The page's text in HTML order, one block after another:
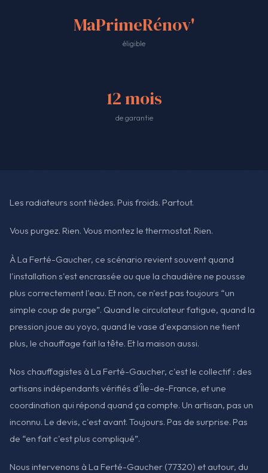
MaPrimeRénov'
éligible
12 mois
de garantie
Les radiateurs sont tièdes. Puis froids. Partout.
Vous purgez. Rien. Vous montez le thermostat. Rien.
À La Ferté-Gaucher, ce scénario revient souvent quand
l'installation s'est encrassée ou que la chaudière ne pousse
plus correctement l'eau. Et non, ce n'est pas toujours “un
simple coup de purge”. Quand le circulateur fatigue, quand la
pression joue au yoyo, quand le vase d'expansion ne tient
plus, le chauffage fait la tête. Et la maison aussi.
Nos chauffagistes à La Ferté-Gaucher, c'est le collectif : des
artisans indépendants vérifiés d'Île-de-France, et une
coordination qui répond quand ça compte. Un artisan, pas un
inconnu. Le devis, c'est avant. Toujours. Pas de surprise. Pas
de “en fait c'est plus compliqué”.
Nous intervenons à La Ferté-Gaucher (77320) et autour, du